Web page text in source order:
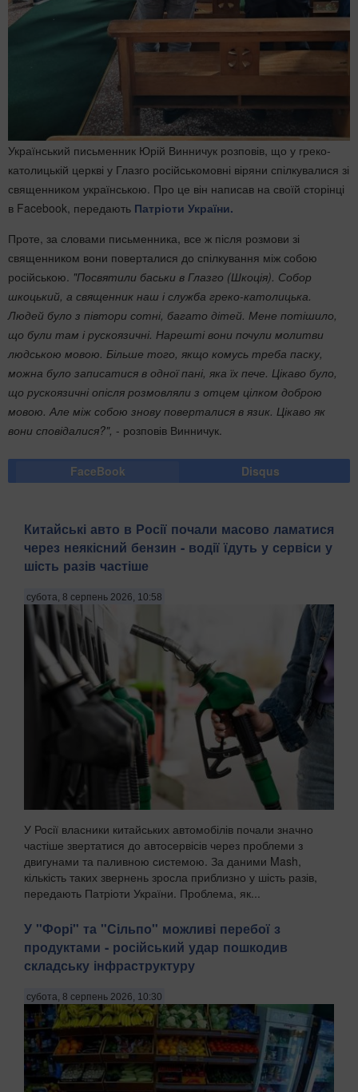
Український письменник Юрій Винничук розповів, що у греко-
католицькій церкві у Глазго російськомовні віряни спілкувалися зі
священником українською. Про це він написав на своїй сторінці
в Facebook, передають Патріоти України.
Проте, за словами письменника, все ж після розмови зі
священником вони поверталися до спілкування між собою
російською. "Посвятили баськи в Глазго (Шкоція). Собор
шкоцький, а священник наш і служба греко-католицька.
Людей було з півтори сотні, багато дітей. Мене потішило,
що були там і рускоязичні. Нарешті вони почули молитви
людською мовою. Більше того, якщо комусь треба паску,
можна було записатися в одної пані, яка їх пече. Цікаво було,
що рускоязичні опісля розмовляли з отцем цілком доброю
мовою. Але між собою знову поверталися в язик. Цікаво як
вони сповідалися?", - розповів Винничук.
FaceBook Disqus
Китайські авто в Росії почали масово ламатися
через неякісний бензин - водії їдуть у сервіси у
шість разів частіше
субота, 8 серпень 2026, 10:58
У Росії власники китайських автомобілів почали значно
частіше звертатися до автосервісів через проблеми з
двигунами та паливною системою. За даними Mash,
кількість таких звернень зросла приблизно у шість разів,
передають Патріоти України. Проблема, як...
У "Форі" та "Сільпо" можливі перебої з
продуктами - російський удар пошкодив
складську інфраструктуру
субота, 8 серпень 2026, 10:30